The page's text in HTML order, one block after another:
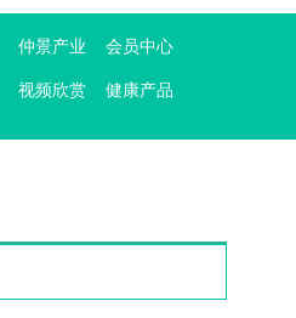
仲景产业 会员中心
视频欣赏 健康产品